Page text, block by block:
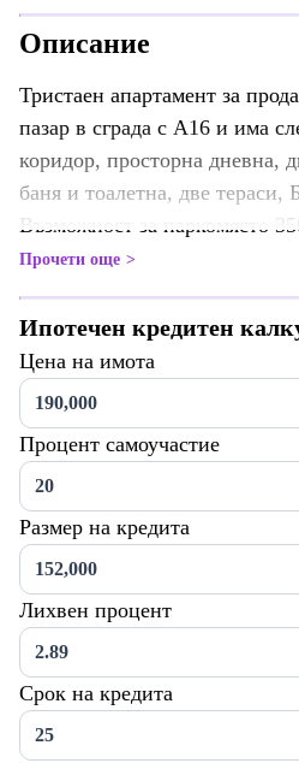
Описание
Тристаен апартамент за
пазар в сграда с А16 и има
коридор, просторна дневна,
баня и тоалетна, две тераси,
Възможност за паркомясто
Прочети още
Ипотечен кредитен
Цена на имота
Процент самоучастие
Размер на кредита
Лихвен процент
Срок на кредита